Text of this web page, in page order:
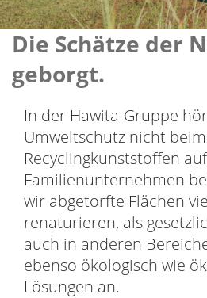
Die Schätze der
geborgt.
In der Hawita-Gruppe
Umweltschutz nicht
Recyclingkunststoffen
Familienunternehmen
wir abgetorfte Flächen
renaturieren, als
auch in anderen
ebenso ökologisch wie
Lösungen an.